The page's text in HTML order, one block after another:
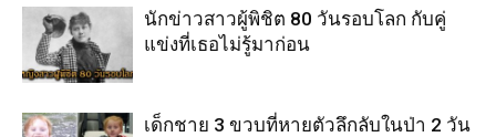
นักข่าวสาวผู้พิชิต 80 วันรอบโลก กับคู่
แข่งที่เธอไม่รู้มาก่อน
เด็กชาย 3 ขวบที่หายตัวลึกลับในป่า 2 วัน